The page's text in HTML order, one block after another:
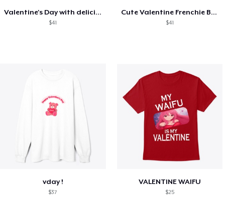
Valentine's Day with delicious food
$41
Cute Valentine Frenchie Bulldog
$41
vday !
$37
VALENTINE WAIFU
$25